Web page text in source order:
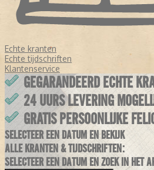
Echte kranten
Echte tijdschriften
Klantenservice
GEGARANDEERD ECHTE
24 UURS LEVERING
GRATIS PERSOONLIJKE
SELECTEER EEN DATUM EN BEKIJK
ALLE KRANTEN & TIJDSCHRIFTEN:
SELECTEER EEN DATUM EN ZOEK IN HET